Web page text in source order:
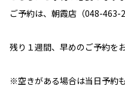
ご予約は、朝霞店（048-463-
残り１週間、早めのご予約を
※空きがある場合は当日予約も